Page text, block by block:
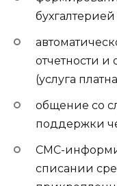
отчетности и
(услуга
общение со
поддержки
СМС-
списании